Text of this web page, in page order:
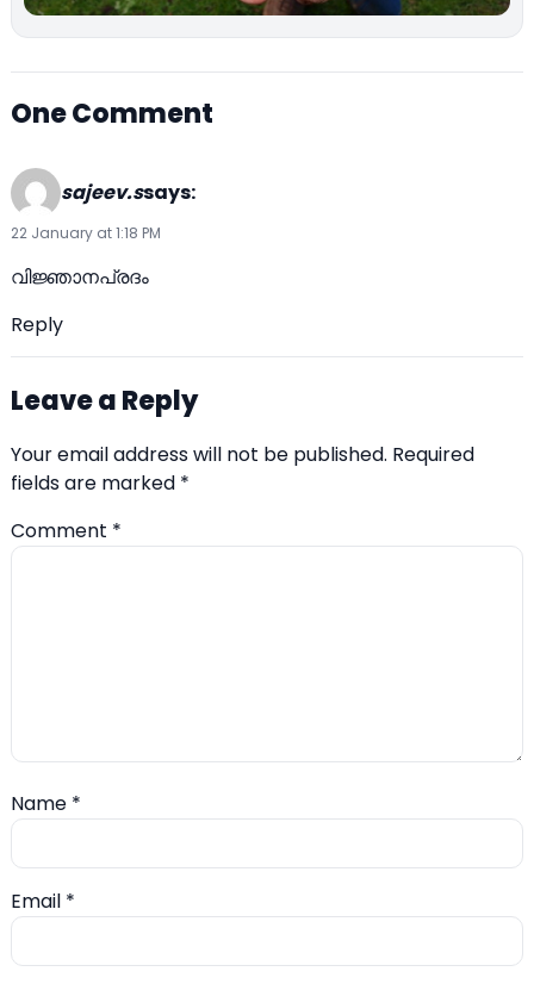
One Comment
sajeev.ssays:
22 January at 1:18 PM
വിജ്ഞാനപ്രദം
Reply
Leave a Reply
Your email address will not be published. Required
fields are marked *
Comment *
Name *
Email *